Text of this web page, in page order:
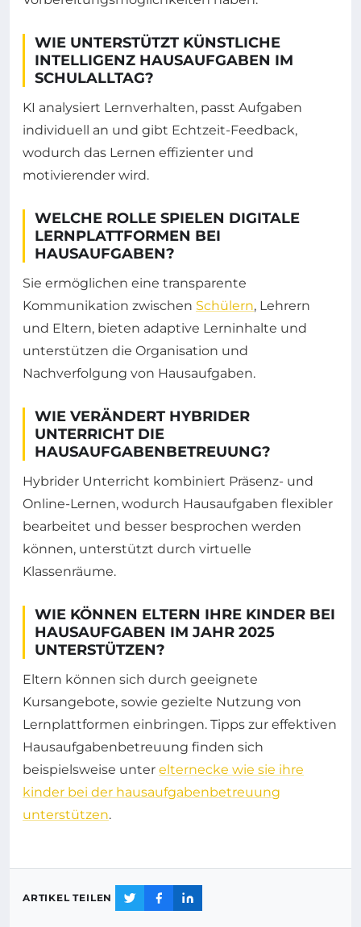
WIE UNTERSTÜTZT KÜNSTLICHE
INTELLIGENZ HAUSAUFGABEN IM
SCHULALLTAG?
KI analysiert Lernverhalten, passt Aufgaben
individuell an und gibt Echtzeit-Feedback,
wodurch das Lernen effizienter und
motivierender wird.
WELCHE ROLLE SPIELEN DIGITALE
LERNPLATTFORMEN BEI
HAUSAUFGABEN?
Sie ermöglichen eine transparente
Kommunikation zwischen Schülern, Lehrern
und Eltern, bieten adaptive Lerninhalte und
unterstützen die Organisation und
Nachverfolgung von Hausaufgaben.
WIE VERÄNDERT HYBRIDER
UNTERRICHT DIE
HAUSAUFGABENBETREUUNG?
Hybrider Unterricht kombiniert Präsenz- und
Online-Lernen, wodurch Hausaufgaben flexibler
bearbeitet und besser besprochen werden
können, unterstützt durch virtuelle
Klassenräume.
WIE KÖNNEN ELTERN IHRE KINDER BEI
HAUSAUFGABEN IM JAHR 2025
UNTERSTÜTZEN?
Eltern können sich durch geeignete
Kursangebote, sowie gezielte Nutzung von
Lernplattformen einbringen. Tipps zur effektiven
Hausaufgabenbetreuung finden sich
beispielsweise unter elternecke wie sie ihre
kinder bei der hausaufgabenbetreuung
unterstützen.
ARTIKEL TEILEN